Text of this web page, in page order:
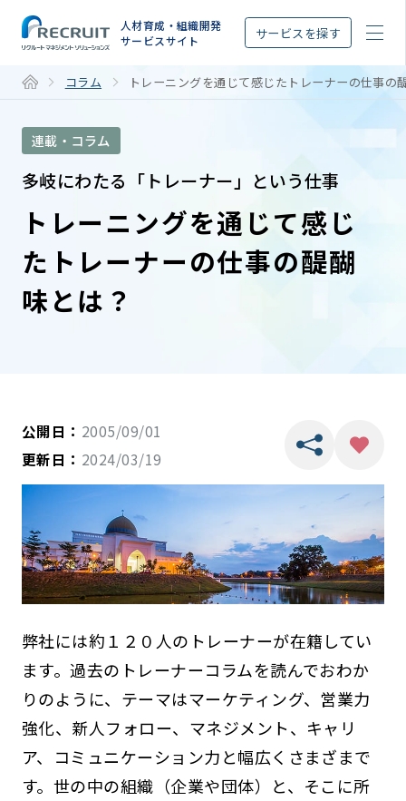
人材育成・組織開発
サービスサイト
サービスを探す
コラム トレーニングを通じて感じたトレーナーの仕事の
連載・コラム
多岐にわたる「トレーナー」という仕事
トレーニングを通じて感じ
たトレーナーの仕事の醍醐
味とは？
公開日： 2005/09/01
更新日： 2024/03/19
弊社には約１２０人のトレーナーが在籍してい
ます。過去のトレーナーコラムを読んでおわか
りのように、テーマはマーケティング、営業力
強化、新人フォロー、マネジメント、キャリ
ア、コミュニケーション力と幅広くさまざまで
す。世の中の組織（企業や団体）と、そこに所